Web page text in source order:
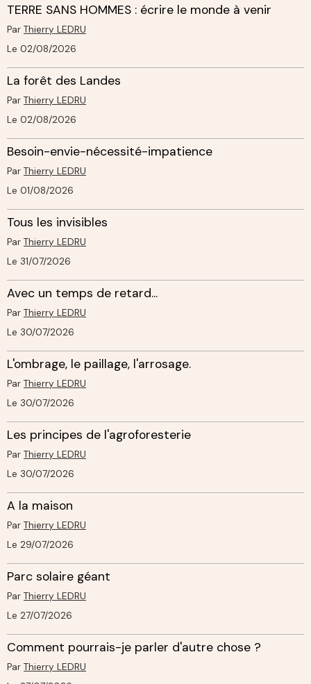
TERRE SANS HOMMES : écrire le monde à venir
Par Thierry LEDRU
Le 02/08/2026
La forêt des Landes
Par Thierry LEDRU
Le 02/08/2026
Besoin-envie-nécessité-impatience
Par Thierry LEDRU
Le 01/08/2026
Tous les invisibles
Par Thierry LEDRU
Le 31/07/2026
Avec un temps de retard...
Par Thierry LEDRU
Le 30/07/2026
L'ombrage, le paillage, l'arrosage.
Par Thierry LEDRU
Le 30/07/2026
Les principes de l'agroforesterie
Par Thierry LEDRU
Le 30/07/2026
A la maison
Par Thierry LEDRU
Le 29/07/2026
Parc solaire géant
Par Thierry LEDRU
Le 27/07/2026
Comment pourrais-je parler d'autre chose ?
Par Thierry LEDRU